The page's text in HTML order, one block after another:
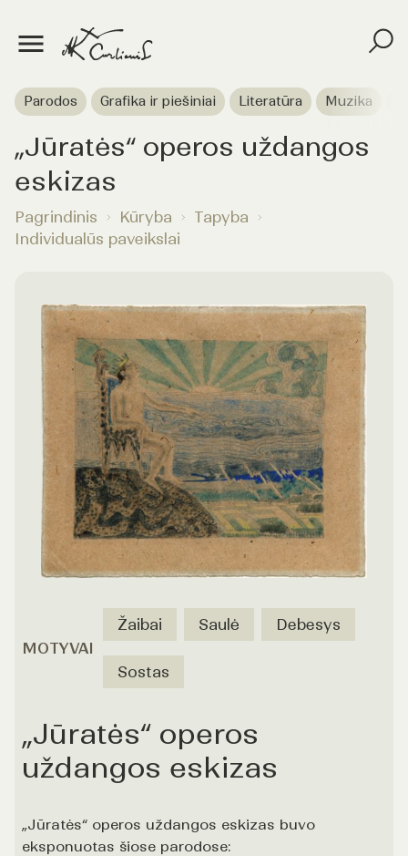
Parodos Grafika ir piešiniai Literatūra Muzika
„Jūratės“ operos uždangos
eskizas
Pagrindinis Kūryba
Tapyba
Individualūs paveikslai
MOTYVAI
Žaibai Saulė Debesys
Sostas
„Jūratės“ operos
uždangos eskizas
„Jūratės“ operos uždangos eskizas buvo
eksponuotas šiose parodose: